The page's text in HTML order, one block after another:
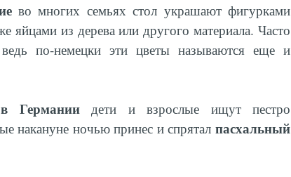
во многих семьях стол украшают фигурками
яйцами из дерева или другого материала. Часто
по-немецки эти цветы называются еще и
в Германиидети и взрослые ищут пестро
накануне ночью принес и спрятал пасхальный